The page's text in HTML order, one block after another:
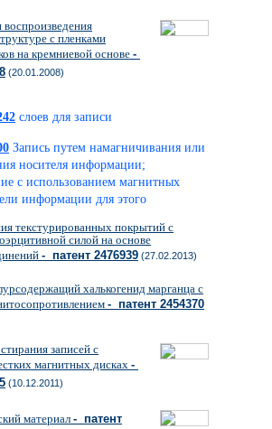
воспроизведения
с пленками
на кремниевой основе-
(20.01.2008)
слоев для записи
Запись путем намагничивания или
носителя информации;
с использованием магнитных
информации для этого
текстурированных покрытий с
силой на основе
- патент 2476939 (27.02.2013)
халькогенид марганца с
- патент 2454370
записей с
магнитных дисках-
(10.12.2011)
материал - патент